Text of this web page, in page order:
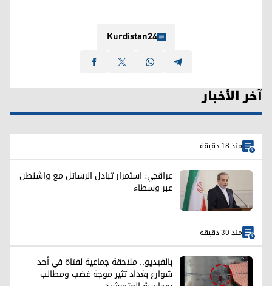
Kurdistan24
آخر الأخبار
منذ 18 دقيقة
عراقجي: استمرار تبادل الرسائل مع واشنطن
عبر وسطاء
منذ 30 دقيقة
بالفيديو.. ملاحقة جماعية لفتاة في أحد
شوارع بغداد تثير موجة غضب ومطالب